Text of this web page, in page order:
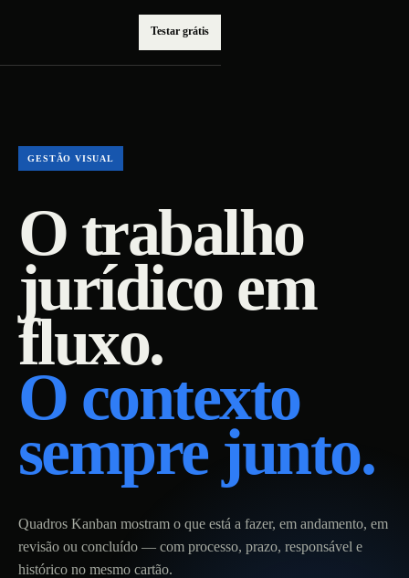
Testar grátis
GESTÃO VISUAL
O trabalho
jurídico em
fluxo.
O contexto
sempre junto.
Quadros Kanban mostram o que está a fazer, em andamento, em
revisão ou concluído — com processo, prazo, responsável e
histórico no mesmo cartão.